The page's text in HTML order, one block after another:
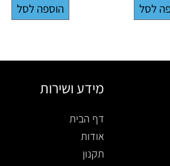
לסל הוספה לסל
מידע ושירות
דף הבית
אודות
תקנון